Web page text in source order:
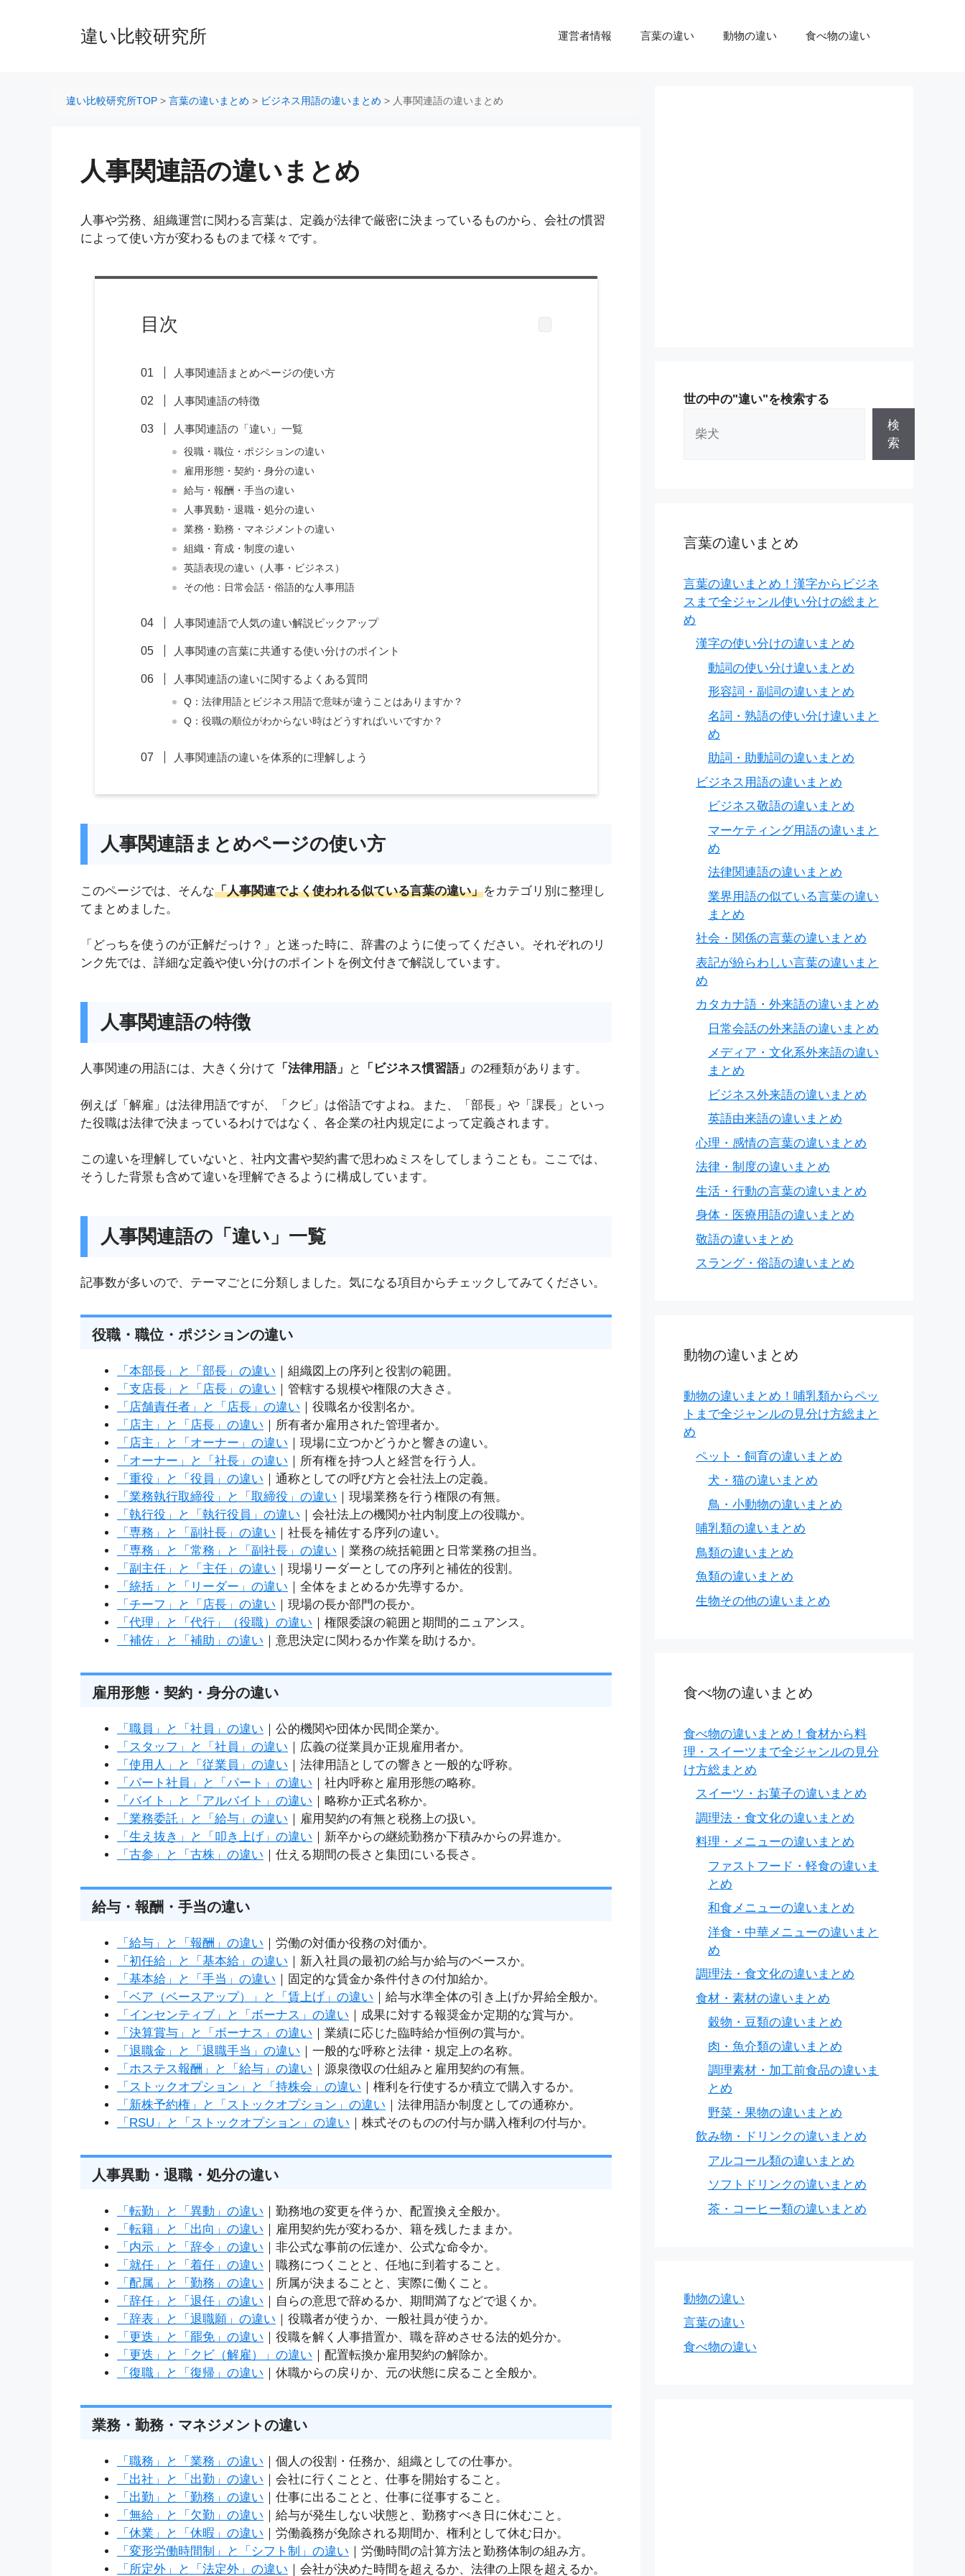
違い比較研究所 運営者情報 言葉の違い 動物の違い 食べ物の違い
違い比較研究所TOP > 言葉の違いまとめ > ビジネス用語の違いまとめ > 人事関連語の違いまとめ
人事関連語の違いまとめ
人事や労務、組織運営に関わる言葉は、定義が法律で厳密に決まっているものから、会社の慣習
によって使い方が変わるものまで様々です。
目次
人事関連語まとめページの使い方
人事関連語の特徴
人事関連語の「違い」一覧
役職・職位・ポジションの違い
雇用形態・契約・身分の違い
給与・報酬・手当の違い
人事異動・退職・処分の違い
業務・勤務・マネジメントの違い
組織・育成・制度の違い
英語表現の違い（人事・ビジネス）
その他：日常会話・俗語的な人事用語
人事関連語で人気の違い解説ピックアップ
人事関連の言葉に共通する使い分けのポイント
人事関連語の違いに関するよくある質問
Q：法律用語とビジネス用語で意味が違うことはありますか？
Q：役職の順位がわからない時はどうすればいいですか？
人事関連語の違いを体系的に理解しよう
人事関連語まとめページの使い方
このページでは、そんな「人事関連でよく使われる似ている言葉の違い」をカテゴリ別に整理し
てまとめました。
「どっちを使うのが正解だっけ？」と迷った時に、辞書のように使ってください。それぞれのリ
ンク先では、詳細な定義や使い分けのポイントを例文付きで解説しています。
人事関連語の特徴
人事関連の用語には、大きく分けて 「法律用語」 と 「ビジネス慣習語」 の2種類があります。
例えば「解雇」は法律用語ですが、「クビ」は俗語ですよね。また、「部長」や「課長」といっ
た役職は法律で決まっているわけではなく、各企業の社内規定によって定義されます。
この違いを理解していないと、社内文書や契約書で思わぬミスをしてしまうことも。ここでは、
そうした背景も含めて違いを理解できるように構成しています。
人事関連語の「違い」一覧
記事数が多いので、テーマごとに分類しました。気になる項目からチェックしてみてください。
役職・職位・ポジションの違い
「本部長」と「部長」の違い ｜組織図上の序列と役割の範囲。
「支店長」と「店長」の違い ｜管轄する規模や権限の大きさ。
「店舗責任者」と「店長」の違い ｜役職名か役割名か。
「店主」と「店長」の違い ｜所有者か雇用された管理者か。
「店主」と「オーナー」の違い ｜現場に立つかどうかと響きの違い。
「オーナー」と「社長」の違い ｜所有権を持つ人と経営を行う人。
「重役」と「役員」の違い ｜通称としての呼び方と会社法上の定義。
「業務執行取締役」と「取締役」の違い ｜現場業務を行う権限の有無。
「執行役」と「執行役員」の違い ｜会社法上の機関か社内制度上の役職か。
「専務」と「副社長」の違い ｜社長を補佐する序列の違い。
「専務」と「常務」と「副社長」の違い ｜業務の統括範囲と日常業務の担当。
「副主任」と「主任」の違い ｜現場リーダーとしての序列と補佐的役割。
「統括」と「リーダー」の違い ｜全体をまとめるか先導するか。
「チーフ」と「店長」の違い ｜現場の長か部門の長か。
「代理」と「代行」（役職）の違い ｜権限委譲の範囲と期間的ニュアンス。
「補佐」と「補助」の違い ｜意思決定に関わるか作業を助けるか。
雇用形態・契約・身分の違い
「職員」と「社員」の違い ｜公的機関や団体か民間企業か。
「スタッフ」と「社員」の違い ｜広義の従業員か正規雇用者か。
「使用人」と「従業員」の違い ｜法律用語としての響きと一般的な呼称。
「パート社員」と「パート」の違い ｜社内呼称と雇用形態の略称。
「バイト」と「アルバイト」の違い ｜略称か正式名称か。
「業務委託」と「給与」の違い ｜雇用契約の有無と税務上の扱い。
「生え抜き」と「叩き上げ」の違い ｜新卒からの継続勤務か下積みからの昇進か。
「古参」と「古株」の違い ｜仕える期間の長さと集団にいる長さ。
給与・報酬・手当の違い
「給与」と「報酬」の違い ｜労働の対価か役務の対価か。
「初任給」と「基本給」の違い ｜新入社員の最初の給与か給与のベースか。
「基本給」と「手当」の違い ｜固定的な賃金か条件付きの付加給か。
「ベア（ベースアップ）」と「賃上げ」の違い ｜給与水準全体の引き上げか昇給全般か。
「インセンティブ」と「ボーナス」の違い ｜成果に対する報奨金か定期的な賞与か。
「決算賞与」と「ボーナス」の違い ｜業績に応じた臨時給か恒例の賞与か。
「退職金」と「退職手当」の違い ｜一般的な呼称と法律・規定上の名称。
「ホステス報酬」と「給与」の違い ｜源泉徴収の仕組みと雇用契約の有無。
「ストックオプション」と「持株会」の違い ｜権利を行使するか積立で購入するか。
「新株予約権」と「ストックオプション」の違い ｜法律用語か制度としての通称か。
「RSU」と「ストックオプション」の違い ｜株式そのものの付与か購入権利の付与か。
人事異動・退職・処分の違い
「転勤」と「異動」の違い ｜勤務地の変更を伴うか、配置換え全般か。
「転籍」と「出向」の違い ｜雇用契約先が変わるか、籍を残したままか。
「内示」と「辞令」の違い ｜非公式な事前の伝達か、公式な命令か。
「就任」と「着任」の違い ｜職務につくことと、任地に到着すること。
「配属」と「勤務」の違い ｜所属が決まることと、実際に働くこと。
「辞任」と「退任」の違い ｜自らの意思で辞めるか、期間満了などで退くか。
「辞表」と「退職願」の違い ｜役職者が使うか、一般社員が使うか。
「更迭」と「罷免」の違い ｜役職を解く人事措置か、職を辞めさせる法的処分か。
「更迭」と「クビ（解雇）」の違い ｜配置転換か雇用契約の解除か。
「復職」と「復帰」の違い ｜休職からの戻りか、元の状態に戻ること全般か。
業務・勤務・マネジメントの違い
「職務」と「業務」の違い ｜個人の役割・任務か、組織としての仕事か。
「出社」と「出勤」の違い ｜会社に行くことと、仕事を開始すること。
「出勤」と「勤務」の違い ｜仕事に出ることと、仕事に従事すること。
「無給」と「欠勤」の違い ｜給与が発生しない状態と、勤務すべき日に休むこと。
「休業」と「休暇」の違い ｜労働義務が免除される期間か、権利として休む日か。
「変形労働時間制」と「シフト制」の違い ｜労働時間の計算方法と勤務体制の組み方。
「所定外」と「法定外」の違い ｜会社が決めた時間を超えるか、法律の上限を超えるか。
世の中の"違い"を検索する
検
索
言葉の違いまとめ
言葉の違いまとめ！漢字からビジネ
スまで全ジャンル使い分けの総まと
め
漢字の使い分けの違いまとめ
動詞の使い分け違いまとめ
形容詞・副詞の違いまとめ
名詞・熟語の使い分け違いまと
め
助詞・助動詞の違いまとめ
ビジネス用語の違いまとめ
ビジネス敬語の違いまとめ
マーケティング用語の違いまと
め
法律関連語の違いまとめ
業界用語の似ている言葉の違い
まとめ
社会・関係の言葉の違いまとめ
表記が紛らわしい言葉の違いまと
め
カタカナ語・外来語の違いまとめ
日常会話の外来語の違いまとめ
メディア・文化系外来語の違い
まとめ
ビジネス外来語の違いまとめ
英語由来語の違いまとめ
心理・感情の言葉の違いまとめ
法律・制度の違いまとめ
生活・行動の言葉の違いまとめ
身体・医療用語の違いまとめ
敬語の違いまとめ
スラング・俗語の違いまとめ
動物の違いまとめ
動物の違いまとめ！哺乳類からペッ
トまで全ジャンルの見分け方総まと
め
ペット・飼育の違いまとめ
犬・猫の違いまとめ
鳥・小動物の違いまとめ
哺乳類の違いまとめ
鳥類の違いまとめ
魚類の違いまとめ
生物その他の違いまとめ
食べ物の違いまとめ
食べ物の違いまとめ！食材から料
理・スイーツまで全ジャンルの見分
け方総まとめ
スイーツ・お菓子の違いまとめ
調理法・食文化の違いまとめ
料理・メニューの違いまとめ
ファストフード・軽食の違いま
とめ
和食メニューの違いまとめ
洋食・中華メニューの違いまと
め
調理法・食文化の違いまとめ
食材・素材の違いまとめ
穀物・豆類の違いまとめ
肉・魚介類の違いまとめ
調理素材・加工前食品の違いま
とめ
野菜・果物の違いまとめ
飲み物・ドリンクの違いまとめ
アルコール類の違いまとめ
ソフトドリンクの違いまとめ
茶・コーヒー類の違いまとめ
動物の違い
言葉の違い
食べ物の違い